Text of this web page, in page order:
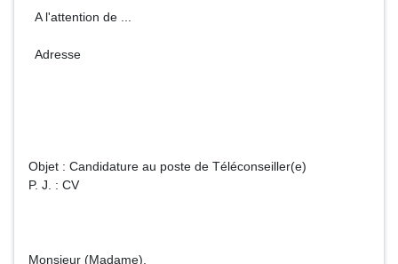
A l'attention de ...
Adresse
Objet : Candidature au poste de Téléconseiller(e)
P. J. : CV
Monsieur (Madame),